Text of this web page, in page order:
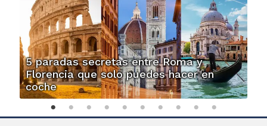
5 paradas secretas entre Roma y
Florencia que solo puedes hacer en
coche